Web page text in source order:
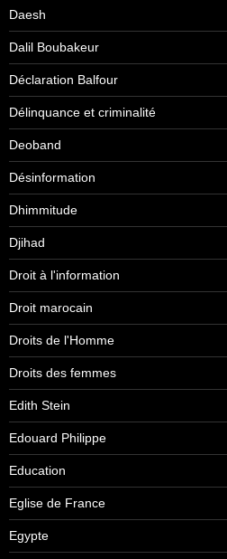
Daesh
Dalil Boubakeur
Déclaration Balfour
Délinquance et criminalité
Deoband
Désinformation
Dhimmitude
Djihad
Droit à l'information
Droit marocain
Droits de l'Homme
Droits des femmes
Edith Stein
Edouard Philippe
Education
Eglise de France
Egypte